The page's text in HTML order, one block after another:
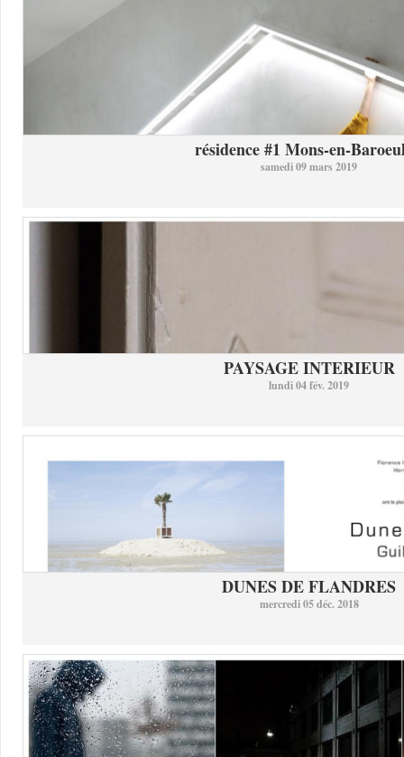
résidence #1 Mons-en-
samedi 09 mars 2019
PAYSAGE INTERIEUR
lundi 04 fév. 2019
DUNES DE FLANDRES
mercredi 05 déc. 2018